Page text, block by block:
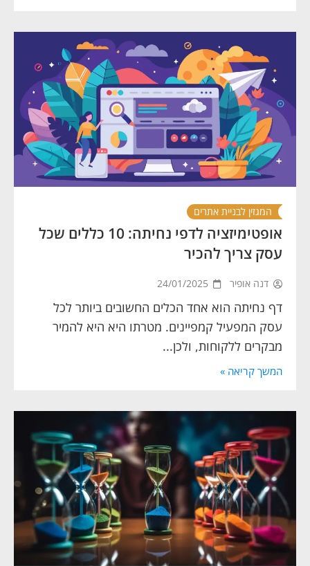
המגזין לבניית אתרים
אופטימיזציה לדפי נחיתה: 10 כללים שכל
עסק צריך להכיר
דנה אופיר 24/01/2025
דף נחיתה הוא אחד הכלים החשובים ביותר לכל
עסק המפעיל קמפיינים. מטרתו היא היא להמיר
מבקרים ללקוחות, ולכן...
המשך קריאה »